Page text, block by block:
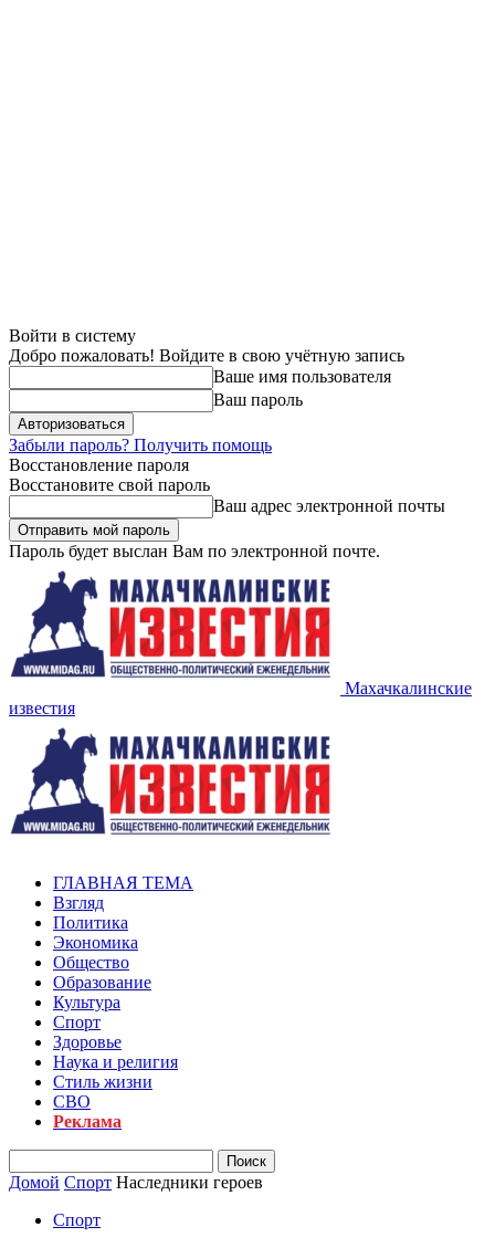
Войти в систему
Добро пожаловать! Войдите в свою учётную запись
Ваше имя пользователя
Ваш пароль
Забыли пароль? Получить помощь
Восстановление пароля
Восстановите свой пароль
Ваш адрес электронной почты
Пароль будет выслан Вам по электронной почте.
Махачкалинские
известия
ГЛАВНАЯ ТЕМА
Взгляд
Политика
Экономика
Общество
Образование
Культура
Спорт
Здоровье
Наука и религия
Стиль жизни
СВО
Реклама
Домой Спорт Наследники героев
Спорт